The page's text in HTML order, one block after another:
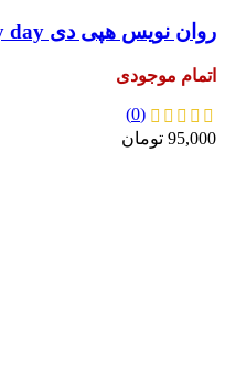
روان نویس هپی دی Happy day طرح کهکشان
اتمام موجودی
(0)
95,000 تومان